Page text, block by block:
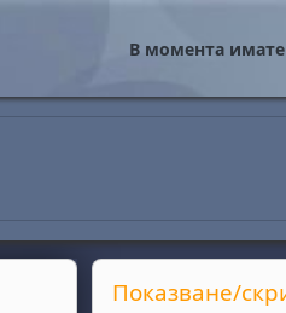
В момента имате
Прескочи Показване/
Показване/